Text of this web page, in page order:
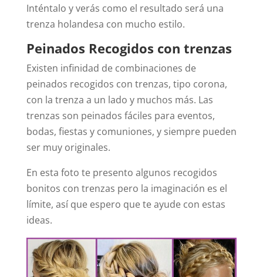
Inténtalo y verás como el resultado será una
trenza holandesa con mucho estilo.
Peinados Recogidos con trenzas
Existen infinidad de combinaciones de
peinados recogidos con trenzas, tipo corona,
con la trenza a un lado y muchos más. Las
trenzas son peinados fáciles para eventos,
bodas, fiestas y comuniones, y siempre pueden
ser muy originales.
En esta foto te presento algunos recogidos
bonitos con trenzas pero la imaginación es el
límite, así que espero que te ayude con estas
ideas.